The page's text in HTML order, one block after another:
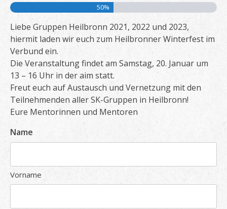
50%
Liebe Gruppen Heilbronn 2021, 2022 und 2023,
hiermit laden wir euch zum Heilbronner Winterfest im
Verbund ein.
Die Veranstaltung findet am Samstag, 20. Januar um
13 – 16 Uhr in der aim statt.
Freut euch auf Austausch und Vernetzung mit den
Teilnehmenden aller SK-Gruppen in Heilbronn!
Eure Mentorinnen und Mentoren
Name
Vorname